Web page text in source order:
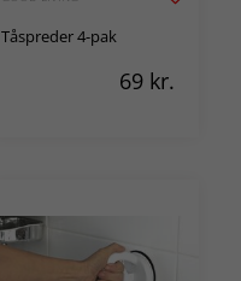
Tåspreder 4-pak
69 kr.